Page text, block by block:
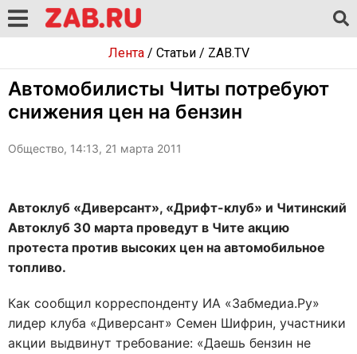
Лента/ Статьи/ ZAB.TV
Автомобилисты Читы потребуют
снижения цен на бензин
Общество, 14:13, 21 марта 2011
Автоклуб «Диверсант», «Дрифт-клуб» и Читинский
Автоклуб 30 марта проведут в Чите акцию
протеста против высоких цен на автомобильное
топливо.
Как сообщил корреспонденту ИА «Забмедиа.Ру»
лидер клуба «Диверсант» Семен Шифрин, участники
акции выдвинут требование: «Даешь бензин не